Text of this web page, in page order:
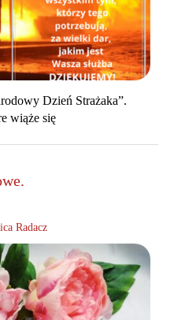
Dzień Strażaka”.
wiąże się
Radacz